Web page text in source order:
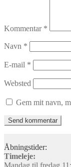
Kommentar *
Navn *
E-mail *
Websted
Gem mit navn,
Åbningstider:
Timeleje:
Mandag til fredag